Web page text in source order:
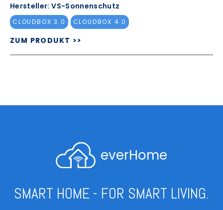
Hersteller: VS-Sonnenschutz
CLOUDBOX 3.0 CLOUDBOX 4.0
ZUM PRODUKT >>
everHome
SMART HOME - FOR SMART LIVING.